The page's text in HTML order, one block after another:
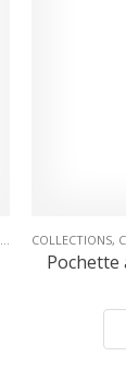
,
COLLECTIONS,
Pochette